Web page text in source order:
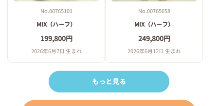
No.00765101
MIX（ハーフ）
199,800円
2026年6月7日 生まれ
No.00765058
MIX（ハーフ）
249,800円
2026年6月12日 生まれ
もっと見る